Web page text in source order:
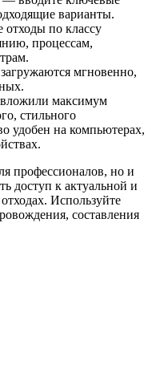
варианты.
по классу
процессам,
мгновенно,
максимум
стильного
удобен на компьютерах,
профессионалов, но и
доступ к актуальной и
Используйте
составления